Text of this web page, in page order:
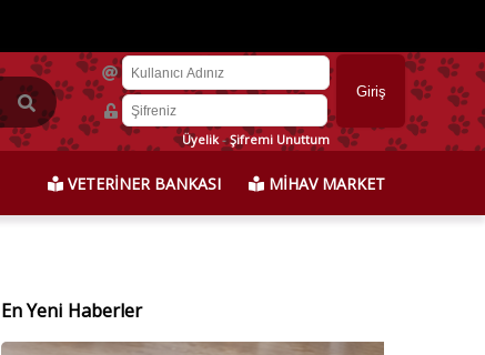
Üyelik-Şifremi Unuttum
VETERİNER BANKASI MİHAV MARKET
En Yeni Haberler